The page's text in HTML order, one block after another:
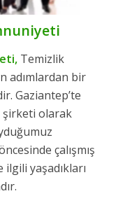
,Temizlik
adımlardan bir
Gaziantep’te
olarak
çalışmış
yaşadıkları